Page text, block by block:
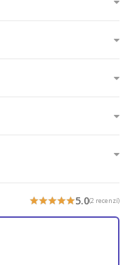
5.0(2 recenzí)